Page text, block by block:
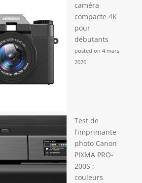
caméra
compacte 4K
pour
débutants
posted on 4 mars
2026
Test de
l’imprimante
photo Canon
PIXMA PRO-
200S :
couleurs